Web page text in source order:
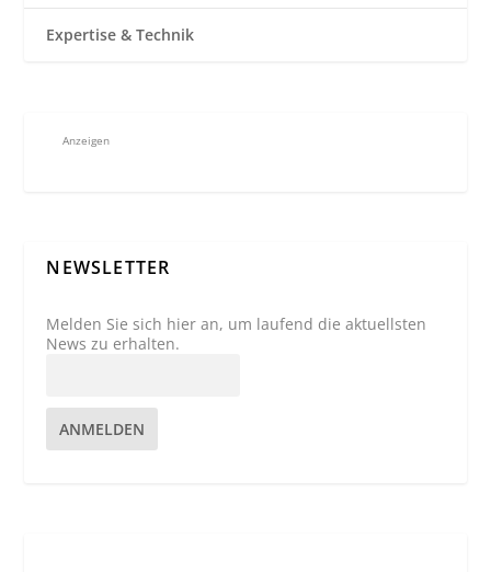
Expertise & Technik
Anzeigen
NEWSLETTER
Melden Sie sich hier an, um laufend die aktuellsten
News zu erhalten.
ANMELDEN